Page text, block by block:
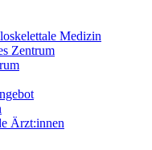
Medizin
Zentrum
Ärzt:innen